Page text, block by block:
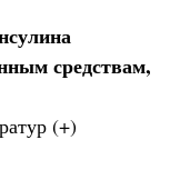
средствам,
(+)